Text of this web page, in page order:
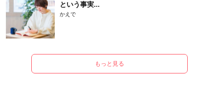
という事実...
かえで
もっと見る